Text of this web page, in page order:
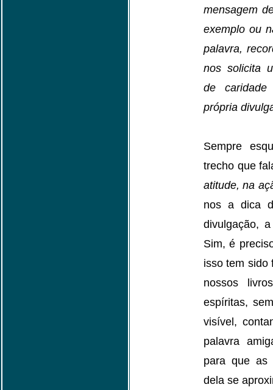
mensagem
exemplo ou
palavra,
nos solicita
de
própria
Sempre
trecho que
atitude, na
nos a dica
divulgação,
Sim, é
isso tem sido
nossos
espíritas,
visível,
palavra
para que as
dela se